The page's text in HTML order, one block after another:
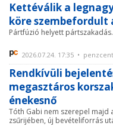
Kettéválik a
köre szembefordult
Pártfúzió helyett pártszakadás.
2026.07.24. 17:35 •
Rendkívüli
megasztáros
énekesnő
Tóth Gabi nem szerepel majd
zsűrijében, új bevételiforrás